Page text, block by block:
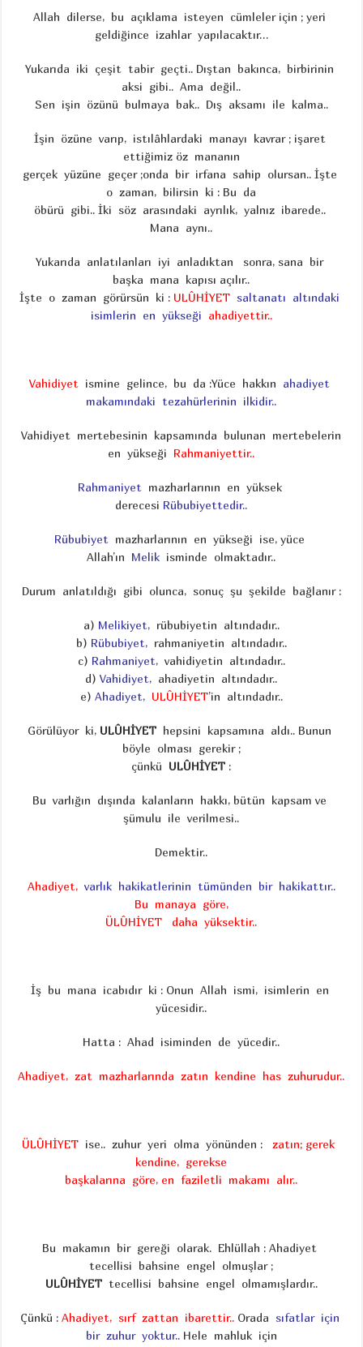
Allah dilerse, bu açıklama isteyen cümleler için ; yeri
geldiğince izahlar yapılacaktır…
Yukarıda iki çeşit tabir geçti.. Dıştan bakınca, birbirinin
aksi gibi.. Ama değil..
Sen işin özünü bulmaya bak.. Dış aksamı ile kalma..
İşin özüne varıp, istılâhlardaki manayı kavrar ; işaret
ettiğimiz öz mananın
gerçek yüzüne geçer ;onda bir irfana sahip olursan.. İşte
o zaman, bilirsin ki : Bu da
öbürü gibi.. İki söz arasındaki ayrılık, yalnız ibarede..
Mana aynı..
Yukarıda anlatılanları iyi anladıktan sonra, sana bir
başka mana kapısı açılır..
İşte o zaman görürsün ki : ULÛHİYET saltanatı altındaki
isimlerin en yükseği ahadiyettir..
Vahidiyet ismine gelince, bu da :Yüce hakkın ahadiyet
makamındaki tezahürlerinin ilkidir..
Vahidiyet mertebesinin kapsamında bulunan mertebelerin
en yükseği Rahmaniyettir..
Rahmaniyet mazharlarının en yüksek
derecesi Rübubiyettedir..
Rübubiyet mazharlarının en yükseği ise, yüce
Allah’ın Melik isminde olmaktadır..
Durum anlatıldığı gibi olunca, sonuç şu şekilde bağlanır :
a) Melikiyet, rübubiyetin altındadır..
b) Rübubiyet, rahmaniyetin altındadır..
c) Rahmaniyet,vahidiyetin altındadır..
d)Vahidiyet, ahadiyetin altındadır..
e) Ahadiyet, ULÛHİYET’in altındadır..
Görülüyor ki, ULÛHİYET hepsini kapsamına aldı.. Bunun
böyle olması gerekir ;
çünkü ULÛHİYET :
Bu varlığın dışında kalanların hakkı, bütün kapsam ve
şümulu ile verilmesi..
Demektir..
Ahadiyet, varlık hakikatlerinin tümünden bir hakikattır..
Bu manaya göre,
ÜLÛHİYET daha yüksektir..
İş bu mana icabıdır ki : Onun Allah ismi, isimlerin en
yücesidir..
Hatta : Ahad isiminden de yücedir..
Ahadiyet, zat mazharlarında zatın kendine has zuhurudur..
ÜLÛHİYET ise.. zuhur yeri olma yönünden : zatın; gerek
kendine, gerekse
başkalarına göre, en faziletli makamı alır..
Bu makamın bir gereği olarak. Ehlüllah : Ahadiyet
tecellisi bahsine engel olmuşlar ;
ULÛHİYETtecellisi bahsine engel olmamışlardır..
Çünkü : Ahadiyet, sırf zattan ibarettir.. Orada sıfatlar için
bir zuhur yoktur.. Hele mahluk için